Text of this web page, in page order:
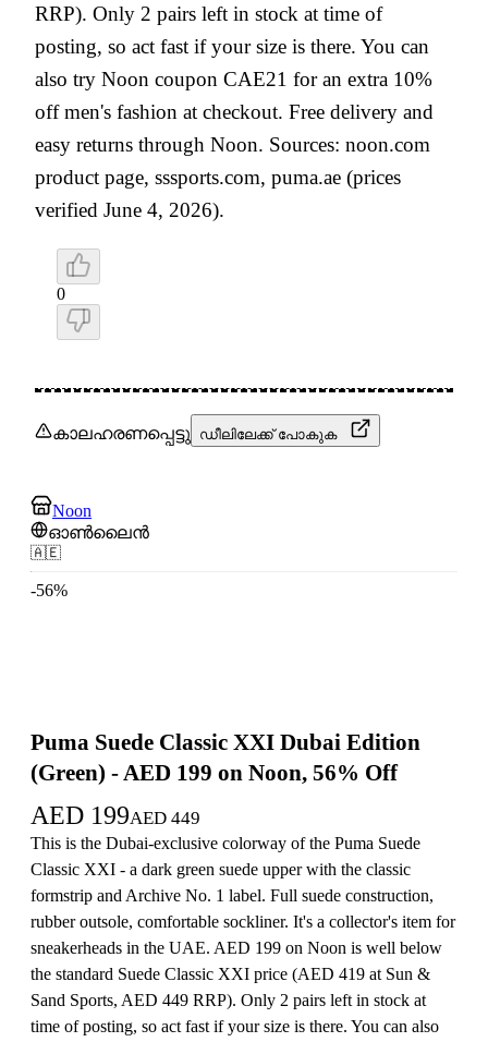
RRP). Only 2 pairs left in stock at time of
posting, so act fast if your size is there. You can
also try Noon coupon CAE21 for an extra 10%
off men's fashion at checkout. Free delivery and
easy returns through Noon. Sources: noon.com
product page, sssports.com, puma.ae (prices
verified June 4, 2026).
0
കാലഹരണപ്പെട്ടു ഡീലിലേക്ക് പോകുക
Noon
ഓൺലൈൻ
🇦🇪
-56%
Puma Suede Classic XXI Dubai Edition
(Green) - AED 199 on Noon, 56% Off
AED 199AED 449
This is the Dubai-exclusive colorway of the Puma Suede
Classic XXI - a dark green suede upper with the classic
formstrip and Archive No. 1 label. Full suede construction,
rubber outsole, comfortable sockliner. It's a collector's item for
sneakerheads in the UAE. AED 199 on Noon is well below
the standard Suede Classic XXI price (AED 419 at Sun &
Sand Sports, AED 449 RRP). Only 2 pairs left in stock at
time of posting, so act fast if your size is there. You can also